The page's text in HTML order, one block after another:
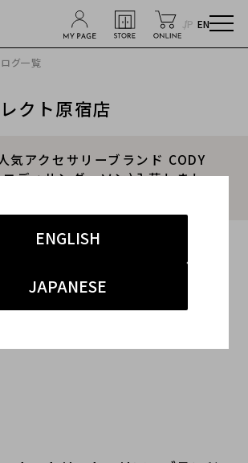
JP EN
ENGLISH
JAPANESE
グ一覧
クト原宿店
気アクセサリーブランド CODY
ディサンダーソン)入荷しまし
エリー
#アクセサリー